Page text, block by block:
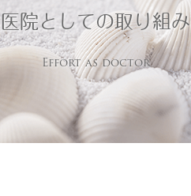
医院としての取り組み
Effort as doctor